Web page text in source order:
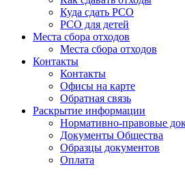
Куда сдать РСО
РСО для детей
Места сбора отходов
Места сбора отходов
Контакты
Контакты
Офисы на карте
Обратная связь
Раскрытие информации
Нормативно-правовые
Документы Общества
Образцы документов
Оплата